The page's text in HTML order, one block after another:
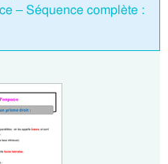
– Séquence complète :